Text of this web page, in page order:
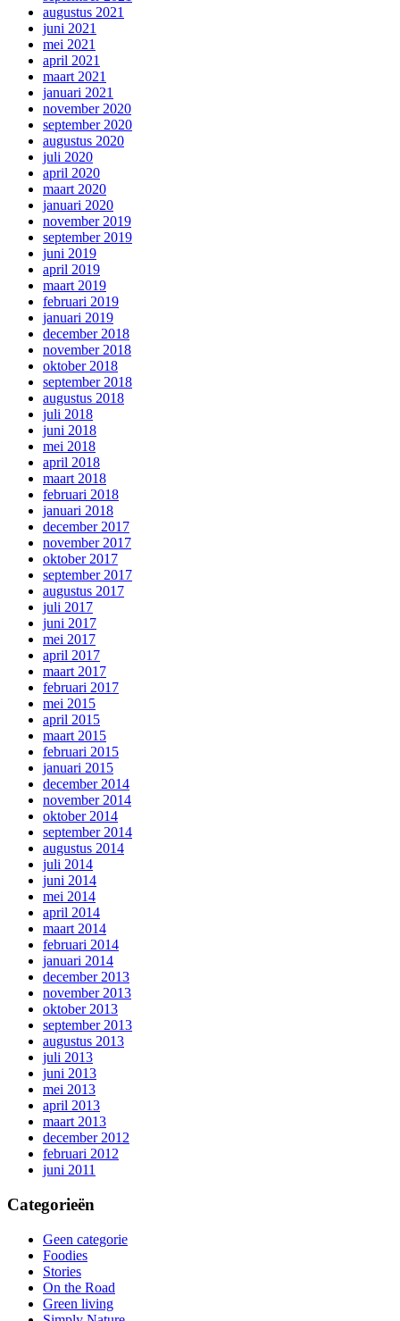
augustus 2021
juni 2021
mei 2021
april 2021
maart 2021
januari 2021
november 2020
september 2020
augustus 2020
juli 2020
april 2020
maart 2020
januari 2020
november 2019
september 2019
juni 2019
april 2019
maart 2019
februari 2019
januari 2019
december 2018
november 2018
oktober 2018
september 2018
augustus 2018
juli 2018
juni 2018
mei 2018
april 2018
maart 2018
februari 2018
januari 2018
december 2017
november 2017
oktober 2017
september 2017
augustus 2017
juli 2017
juni 2017
mei 2017
april 2017
maart 2017
februari 2017
mei 2015
april 2015
maart 2015
februari 2015
januari 2015
december 2014
november 2014
oktober 2014
september 2014
augustus 2014
juli 2014
juni 2014
mei 2014
april 2014
maart 2014
februari 2014
januari 2014
december 2013
november 2013
oktober 2013
september 2013
augustus 2013
juli 2013
juni 2013
mei 2013
april 2013
maart 2013
december 2012
februari 2012
juni 2011
Categorieën
Geen categorie
Foodies
Stories
On the Road
Green living